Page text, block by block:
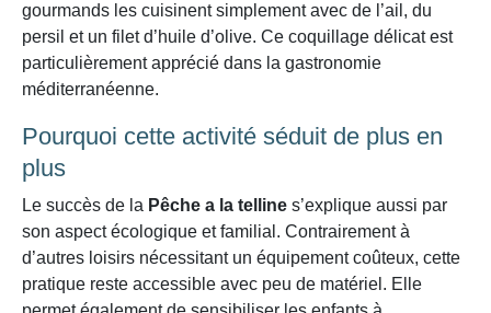
gourmands les cuisinent simplement avec de l’ail, du
persil et un filet d’huile d’olive. Ce coquillage délicat est
particulièrement apprécié dans la gastronomie
méditerranéenne.
Pourquoi cette activité séduit de plus en
plus
Le succès de la Pêche a la telline s’explique aussi par
son aspect écologique et familial. Contrairement à
d’autres loisirs nécessitant un équipement coûteux, cette
pratique reste accessible avec peu de matériel. Elle